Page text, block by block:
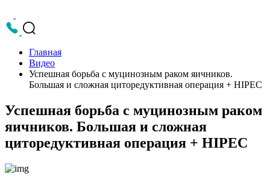
Главная
Видео
Успешная борьба с муцинозным раком яичников.
Большая и сложная циторедуктивная операция + HIPEC
Успешная борьба с муцинозным раком
яичников. Большая и сложная
циторедуктивная операция + HIPEC